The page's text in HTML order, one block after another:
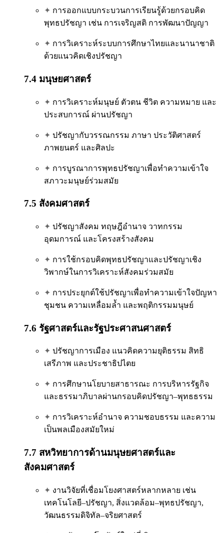
✦ การออกแบบกระบวนการเรียนรู้ด้วยกรอบคิด
พุทธปรัชญา เช่น การเจริญสติ การพัฒนาปัญญา
✦ การวิเคราะห์ระบบการศึกษาไทยและนานาชาติ
ด้วยแนวคิดเชิงปรัชญา
7.4 มนุษยศาสตร์
✦ การวิเคราะห์มนุษย์ ตัวตน ชีวิต ความหมาย และ
ประสบการณ์ ผ่านปรัชญา
✦ ปรัชญากับวรรณกรรม ภาษา ประวัติศาสตร์
ภาพยนตร์ และศิลปะ
✦ การบูรณาการพุทธปรัชญาเพื่อทำความเข้าใจ
สภาวะมนุษย์ร่วมสมัย
7.5 สังคมศาสตร์
✦ ปรัชญาสังคม ทฤษฎีอำนาจ วาทกรรม
อุดมการณ์ และโครงสร้างสังคม
✦ การใช้กรอบคิดพุทธปรัชญาและปรัชญาเชิง
วิพากษ์ในการวิเคราะห์สังคมร่วมสมัย
✦ การประยุกต์ใช้ปรัชญาเพื่อทำความเข้าใจปัญหา
ชุมชน ความเหลื่อมล้ำ และพฤติกรรมมนุษย์
7.6 รัฐศาสตร์และรัฐประศาสนศาสตร์
✦ ปรัชญาการเมือง แนวคิดความยุติธรรม สิทธิ
เสรีภาพ และประชาธิปไตย
✦ การศึกษานโยบายสาธารณะ การบริหารรัฐกิจ
และธรรมาภิบาลผ่านกรอบคิดปรัชญา–พุทธธรรม
✦ การวิเคราะห์อำนาจ ความชอบธรรม และความ
เป็นพลเมืองสมัยใหม่
7.7 สหวิทยาการด้านมนุษยศาสตร์และ
สังคมศาสตร์
✦ งานวิจัยที่เชื่อมโยงศาสตร์หลากหลาย เช่น
เทคโนโลยี–ปรัชญา, สิ่งแวดล้อม–พุทธปรัชญา,
วัฒนธรรมดิจิทัล–จริยศาสตร์